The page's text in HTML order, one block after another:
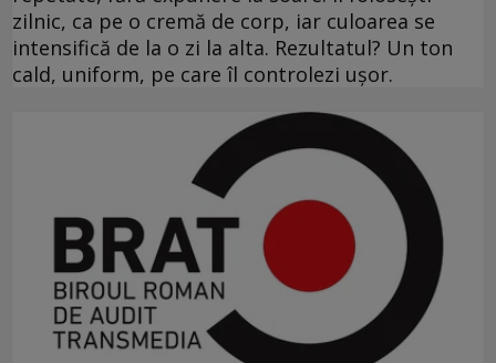
zilnic, ca pe o cremă de corp, iar culoarea se
intensifică de la o zi la alta. Rezultatul? Un ton
cald, uniform, pe care îl controlezi ușor.